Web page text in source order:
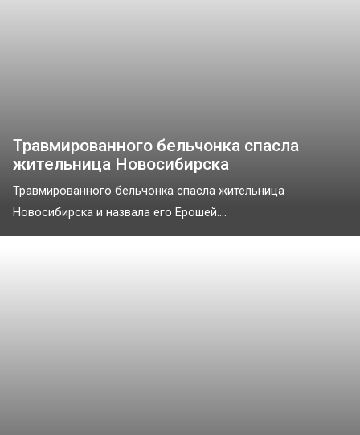
Травмированного бельчонка спасла
жительница Новосибирска
Травмированного бельчонка спасла жительница
Новосибирска и назвала его Ерошей....